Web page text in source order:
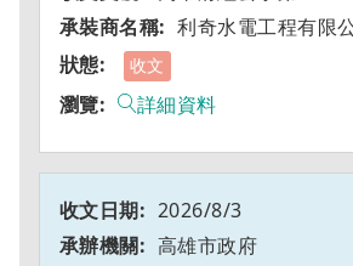
利奇水電工程有限
收文
詳細資料
2026/8/3
高雄市政府